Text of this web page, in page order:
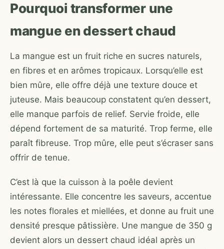
Pourquoi transformer une
mangue en dessert chaud
La mangue est un fruit riche en sucres naturels,
en fibres et en arômes tropicaux. Lorsqu’elle est
bien mûre, elle offre déjà une texture douce et
juteuse. Mais beaucoup constatent qu’en dessert,
elle manque parfois de relief. Servie froide, elle
dépend fortement de sa maturité. Trop ferme, elle
paraît fibreuse. Trop mûre, elle peut s’écraser sans
offrir de tenue.
C’est là que la cuisson à la poêle devient
intéressante. Elle concentre les saveurs, accentue
les notes florales et miellées, et donne au fruit une
densité presque pâtissière. Une mangue de 350 g
devient alors un dessert chaud idéal après un